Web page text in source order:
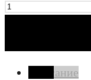
Описание